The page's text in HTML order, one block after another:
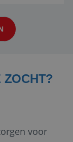
ZOCHT?
voor